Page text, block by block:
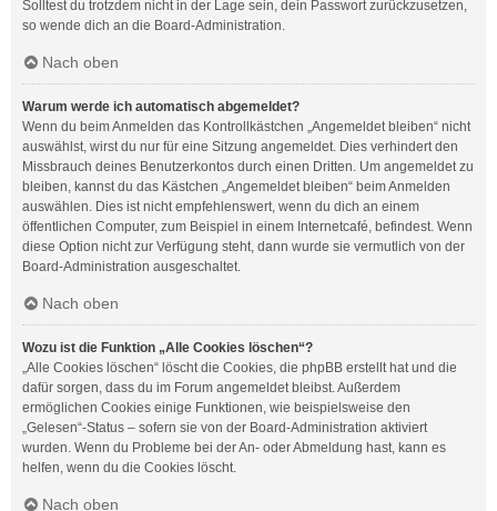
Solltest du trotzdem nicht in der Lage sein, dein Passwort zurückzusetzen,
so wende dich an die Board-Administration.
Nach oben
Warum werde ich automatisch abgemeldet?
Wenn du beim Anmelden das Kontrollkästchen „Angemeldet bleiben“ nicht
auswählst, wirst du nur für eine Sitzung angemeldet. Dies verhindert den
Missbrauch deines Benutzerkontos durch einen Dritten. Um angemeldet zu
bleiben, kannst du das Kästchen „Angemeldet bleiben“ beim Anmelden
auswählen. Dies ist nicht empfehlenswert, wenn du dich an einem
öffentlichen Computer, zum Beispiel in einem Internetcafé, befindest. Wenn
diese Option nicht zur Verfügung steht, dann wurde sie vermutlich von der
Board-Administration ausgeschaltet.
Nach oben
Wozu ist die Funktion „Alle Cookies löschen“?
„Alle Cookies löschen“ löscht die Cookies, die phpBB erstellt hat und die
dafür sorgen, dass du im Forum angemeldet bleibst. Außerdem
ermöglichen Cookies einige Funktionen, wie beispielsweise den
„Gelesen“-Status – sofern sie von der Board-Administration aktiviert
wurden. Wenn du Probleme bei der An- oder Abmeldung hast, kann es
helfen, wenn du die Cookies löscht.
Nach oben